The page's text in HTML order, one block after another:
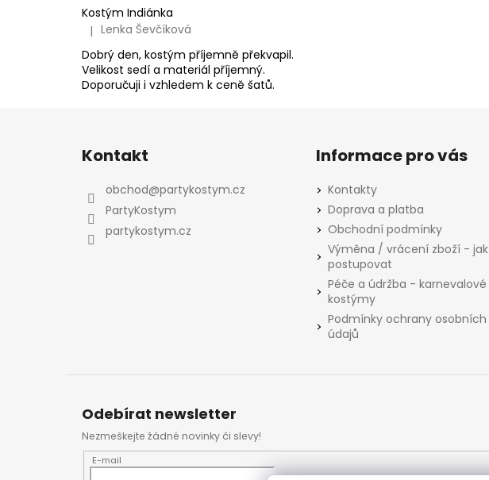
Kostým Indiánka
Hodnocení produktu je 5 z 5 hvězdiček.
| Lenka Ševčíková
Dobrý den, kostým příjemně překvapil.
Velikost sedí a materiál příjemný.
Doporučuji i vzhledem k ceně šatů.
Odebírat newsletter
Nezmeškejte žádné novinky či slevy!
E-mail
Kontakt
obchod@partykostym.cz
PartyKostym
partykostym.cz
Informace pro vás
Kontakty
Doprava a platba
Obchodní podmínky
Výměna / vrácení zboží - jak
postupovat
Péče a údržba - karnevalové
kostýmy
Podmínky ochrany osobních
údajů